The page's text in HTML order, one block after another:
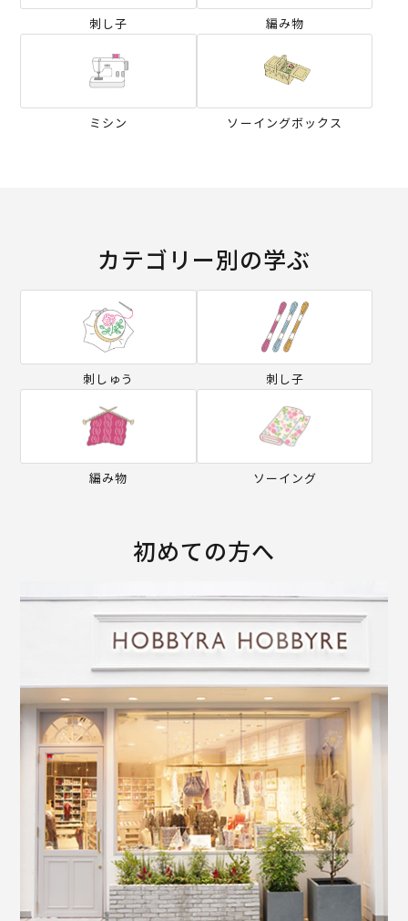
刺し子 編み物
ミシン ソーイングボックス
カテゴリー別の学ぶ
刺しゅう 刺し子
編み物 ソーイング
初めての方へ